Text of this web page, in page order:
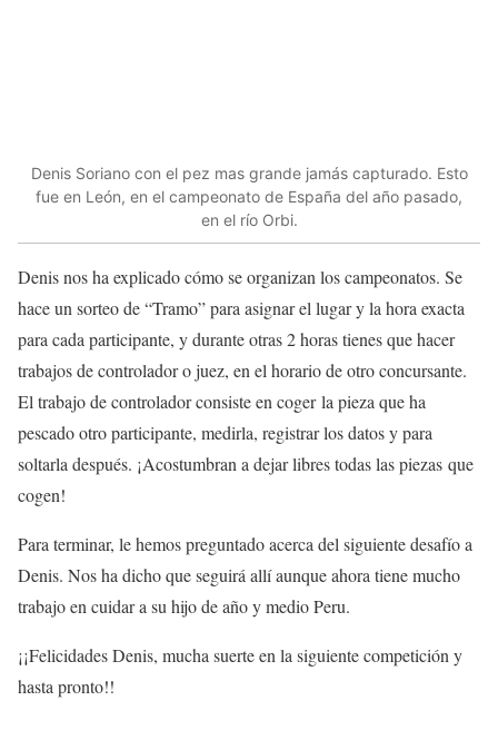
Denis Soriano con el pez mas grande jamás capturado. Esto
fue en León, en el campeonato de España del año pasado,
en el río Orbi.
Denis nos ha explicado cómo se organizan los campeonatos. Se
hace un sorteo de “Tramo” para asignar el lugar y la hora exacta
para cada participante, y durante otras 2 horas tienes que hacer
trabajos de controlador o juez, en el horario de otro concursante.
El trabajo de controlador consiste en coger la pieza que ha
pescado otro participante, medirla, registrar los datos y para
soltarla después. ¡Acostumbran a dejar libres todas las piezas que
cogen!
Para terminar, le hemos preguntado acerca del siguiente desafío a
Denis. Nos ha dicho que seguirá allí aunque ahora tiene mucho
trabajo en cuidar a su hijo de año y medio Peru.
¡¡Felicidades Denis, mucha suerte en la siguiente competición y
hasta pronto!!